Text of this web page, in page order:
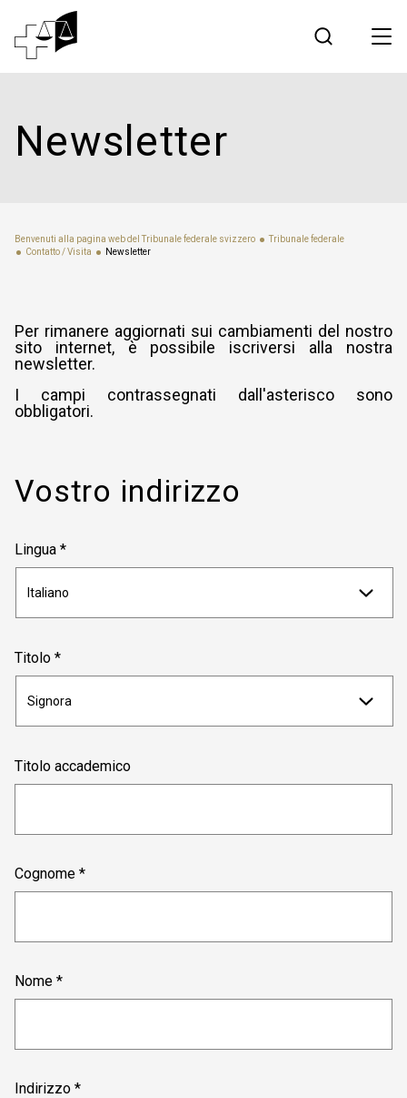
Comunicazione elettronica
Tribunale federale
Media
Newsletter
Benvenuti alla pagina web del Tribunale federale svizzero
Tribunale federale
Contatto / Visita
Newsletter
Per rimanere aggiornati sui cambiamenti del nostro
sito internet, è possibile iscriversi alla nostra
newsletter.
I campi contrassegnati dall'asterisco sono
obbligatori.
Vostro indirizzo
Lingua *
Titolo *
Titolo accademico
Cognome *
Nome *
Indirizzo *